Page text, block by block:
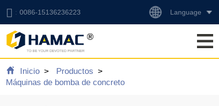
0086-15136236223 Language
Inicio
Productos
Máquinas de bomba de concreto